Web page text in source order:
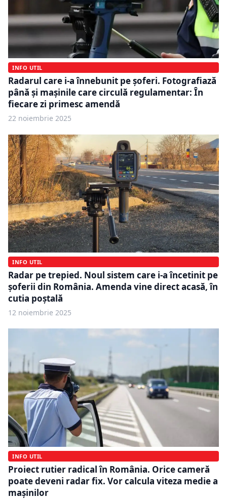
INFO UTIL
Radarul care i-a înnebunit pe șoferi. Fotografiază
până și mașinile care circulă regulamentar: În
fiecare zi primesc amendă
22 noiembrie 2025
INFO UTIL
Radar pe trepied. Noul sistem care i-a încetinit pe
șoferii din România. Amenda vine direct acasă, în
cutia poștală
12 noiembrie 2025
INFO UTIL
Proiect rutier radical în România. Orice cameră
poate deveni radar fix. Vor calcula viteza medie a
mașinilor